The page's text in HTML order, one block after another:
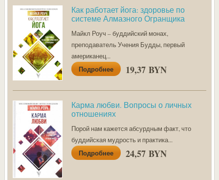
Как работает йога: здоровье по
системе Алмазного Огранщика
Майкл Роуч – буддийский монах,
преподаватель Учения Будды, первый
американец...
Подробнее 19,37 BYN
Карма любви. Вопросы о личных
отношениях
Порой нам кажется абсурдным факт, что
буддийская мудрость и практика...
Подробнее 24,57 BYN